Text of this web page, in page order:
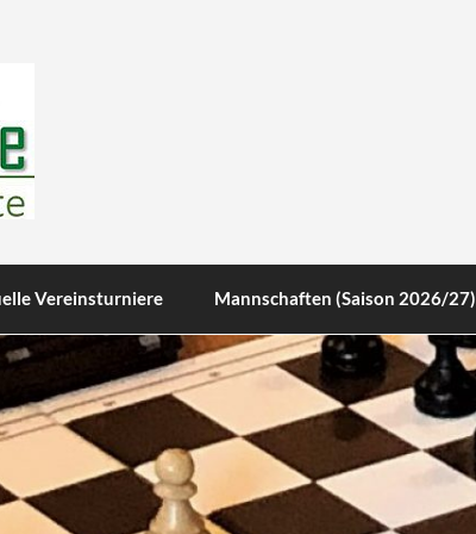
Vereinsturniere Mannschaften (Saison 2026/27)